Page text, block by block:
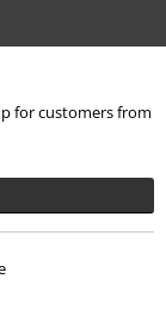
for customers from